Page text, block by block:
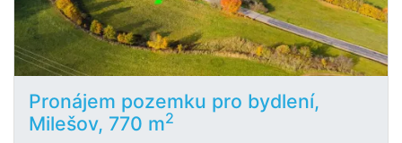
Pronájem pozemku pro bydlení,
Milešov, 770 m2